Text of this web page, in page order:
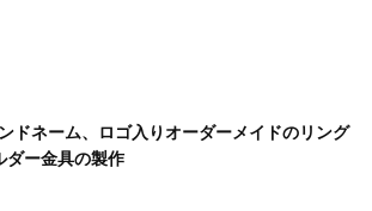
ドネーム、ロゴ入りオーダーメイドのリング
ダー金具の製作